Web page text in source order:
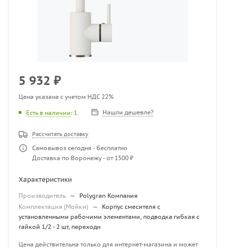
5 932 ₽
Цена указана с учетом НДС 22%
Есть в наличии: 1 Нашли дешевле?
Рассчитать доставку
Самовывоз сегодня - бесплатно
Доставка по Воронежу - от 1500 ₽
Характеристики
Производитель —
Polygran Компания
Комплектация (Мойки)
—
Корпус смесителя с
установленными рабочими элементами, подводка гибкая с
гайкой 1/2 - 2 шт, переходн
Цена действительна только для интернет-магазина и может